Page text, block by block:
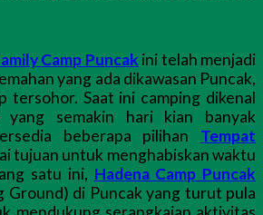
Camp Puncak ini telah menjadi
yang ada dikawasan Puncak,
Saat ini camping dikenal
semakin hari kian banyak
beberapa pilihan Tempat
tujuan untuk menghabiskan waktu
satu ini, Hadena Camp Puncak
Ground) di Puncak yang turut pula